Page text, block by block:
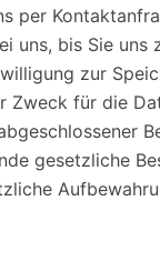
per
uns, bis Sie uns
zur
Zweck für die
gesetzliche